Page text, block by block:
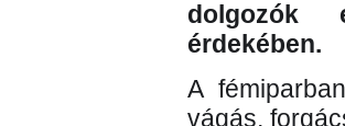
dolgozók
érdekében.
A
vágás,